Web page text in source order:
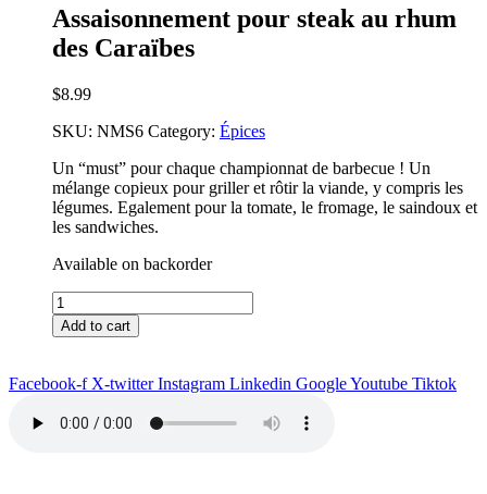
Assaisonnement pour steak au rhum
des Caraïbes
$8.99
SKU: NMS6 Category: Épices
Un “must” pour chaque championnat de barbecue ! Un
mélange copieux pour griller et rôtir la viande, y compris les
légumes. Egalement pour la tomate, le fromage, le saindoux et
les sandwiches.
Available on backorder
Assaisonnement
pour
steak
rhum
des
Caraïbes
Add to cart
Facebook-f X-twitter Instagram Linkedin GoogleYoutube Tiktok